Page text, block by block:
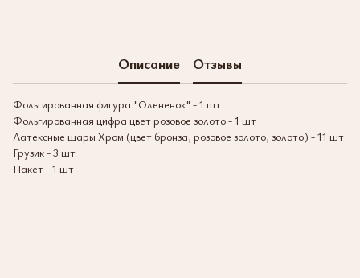
Описание Отзывы
Фольгированная фигура "Олененок" - 1 шт
Фольгированная цифра цвет розовое золото - 1 шт
Латексные шары Хром (цвет бронза, розовое золото, золото) - 11 шт
Грузик - 3 шт
Пакет - 1 шт